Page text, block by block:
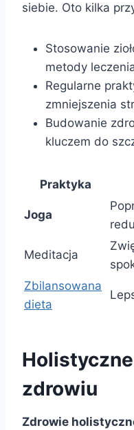
siebie. Oto kilka
Stosowanie
metody
Regularne
zmniejszenia
Budowanie
kluczem do
Praktyka
Joga
Meditacja
Zbilansowana
dieta
zdrowiu
Zdrowie